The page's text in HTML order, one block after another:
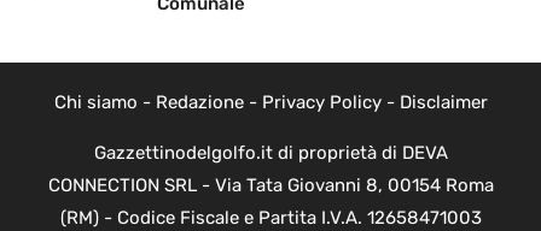
Chi siamo - Redazione- Privacy Policy- Disclaimer
Gazzettinodelgolfo.it di proprietà di DEVA
CONNECTION SRL - Via Tata Giovanni 8, 00154 Roma
(RM) - Codice Fiscale e Partita I.V.A. 12658471003